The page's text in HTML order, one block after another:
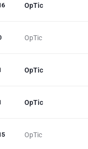
OpTic
OpTic
OpTic
OpTic
OpTic